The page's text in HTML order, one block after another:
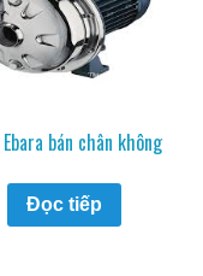
bán chân không
Đọc tiếp